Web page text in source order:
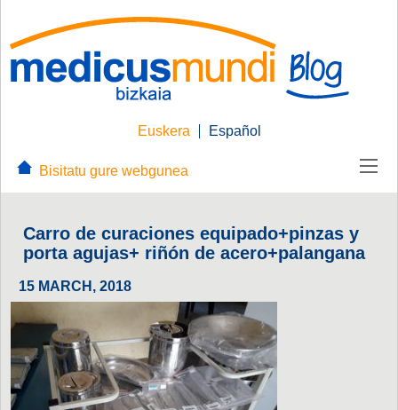
Euskera Español
Bisitatu gure webgunea
Carro de curaciones equipado+pinzas y
porta agujas+ riñón de acero+palangana
15 MARCH, 2018